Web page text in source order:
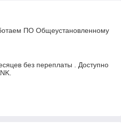
ПО Общеустановленному
без переплаты . Доступно